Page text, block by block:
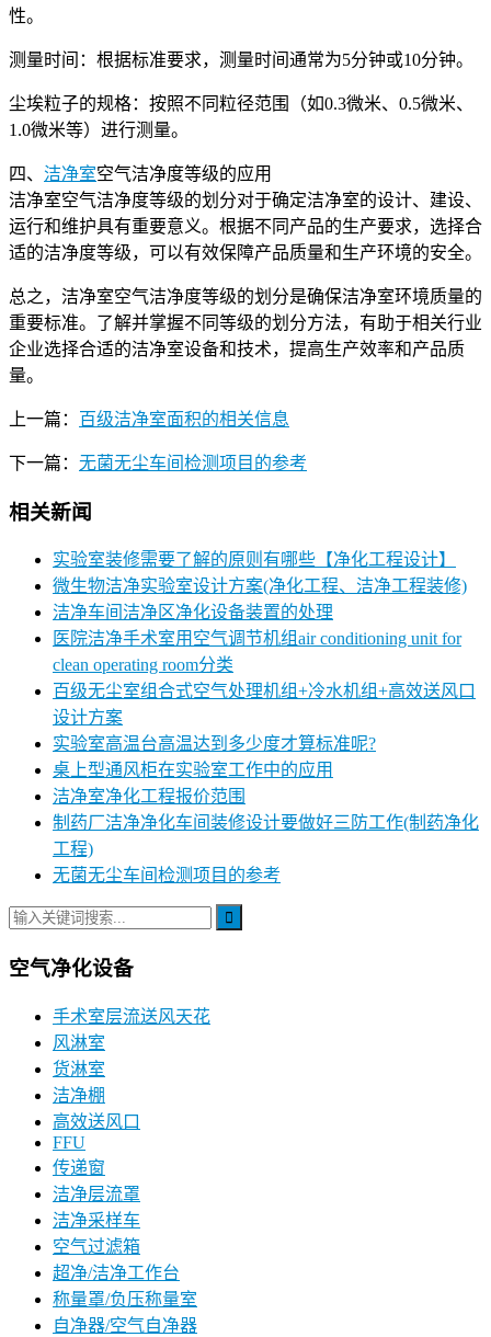
性。
测量时间：根据标准要求，测量时间通常为5分钟或10分钟。
尘埃粒子的规格：按照不同粒径范围（如0.3微米、0.5微米、
1.0微米等）进行测量。
四、 洁净室空气洁净度等级的应用
洁净室空气洁净度等级的划分对于确定洁净室的设计、建设、
运行和维护具有重要意义。根据不同产品的生产要求，选择合
适的洁净度等级，可以有效保障产品质量和生产环境的安全。
总之，洁净室空气洁净度等级的划分是确保洁净室环境质量的
重要标准。了解并掌握不同等级的划分方法，有助于相关行业
企业选择合适的洁净室设备和技术，提高生产效率和产品质
量。
上一篇： 百级洁净室面积的相关信息
下一篇： 无菌无尘车间检测项目的参考
相关新闻
实验室装修需要了解的原则有哪些【净化工程设计】
微生物洁净实验室设计方案(净化工程、洁净工程装修)
洁净车间洁净区净化设备装置的处理
医院洁净手术室用空气调节机组air conditioning unit for
clean operating room分类
百级无尘室组合式空气处理机组+冷水机组+高效送风口
设计方案
实验室高温台高温达到多少度才算标准呢?
桌上型通风柜在实验室工作中的应用
洁净室净化工程报价范围
制药厂洁净净化车间装修设计要做好三防工作(制药净化
工程)
无菌无尘车间检测项目的参考
空气净化设备
手术室层流送风天花
风淋室
货淋室
洁净棚
高效送风口
FFU
传递窗
洁净层流罩
洁净采样车
空气过滤箱
超净/洁净工作台
称量罩/负压称量室
自净器/空气自净器